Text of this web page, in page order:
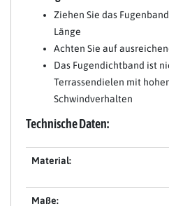
Ziehen Sie das
Länge
Achten Sie auf
Das Fugendichtband ist
Terrassendielen mit
Schwindverhalten
Technische Daten:
Material:
Maße: